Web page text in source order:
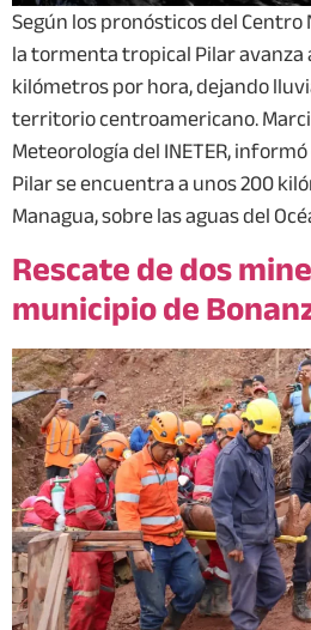
Según los pronósticos del
la tormenta tropical Pilar avanza
kilómetros por hora, dejando
territorio centroamericano.
Meteorología del INETER,
Pilar se encuentra a unos 200
Managua, sobre las aguas del
Rescate de dos
municipio de